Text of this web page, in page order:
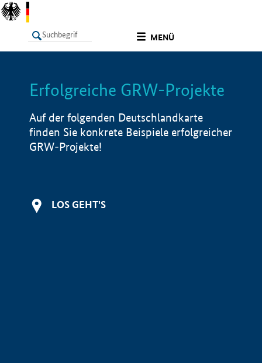
MENÜ
LISTE Info
Erfolgreiche GRW-Projekte
Auf der folgenden Deutschlandkarte
finden Sie konkrete Beispiele erfolgreicher
GRW-Projekte!
LOS GEHT'S